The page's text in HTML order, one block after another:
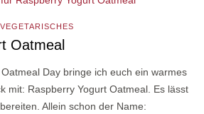
VEGETARISCHES
Oatmeal
Day bringe ich euch ein warmes
mit: Raspberry Yogurt Oatmeal. Es lässt
Allein schon der Name: